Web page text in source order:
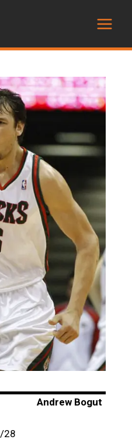
Bogut
28